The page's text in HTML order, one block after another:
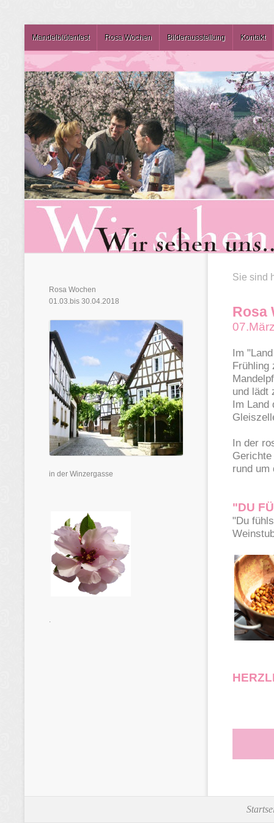
Mandelblütenfest Rosa Wochen Bilderausstellung Kontakt
Rosa Wochen
01.03.bis 30.04.2018
in der Winzergasse
.
Sie sind
Rosa
Im
Frühling
und lädt
Im Land
In der
Gerichte
rund um
"DU
"Du